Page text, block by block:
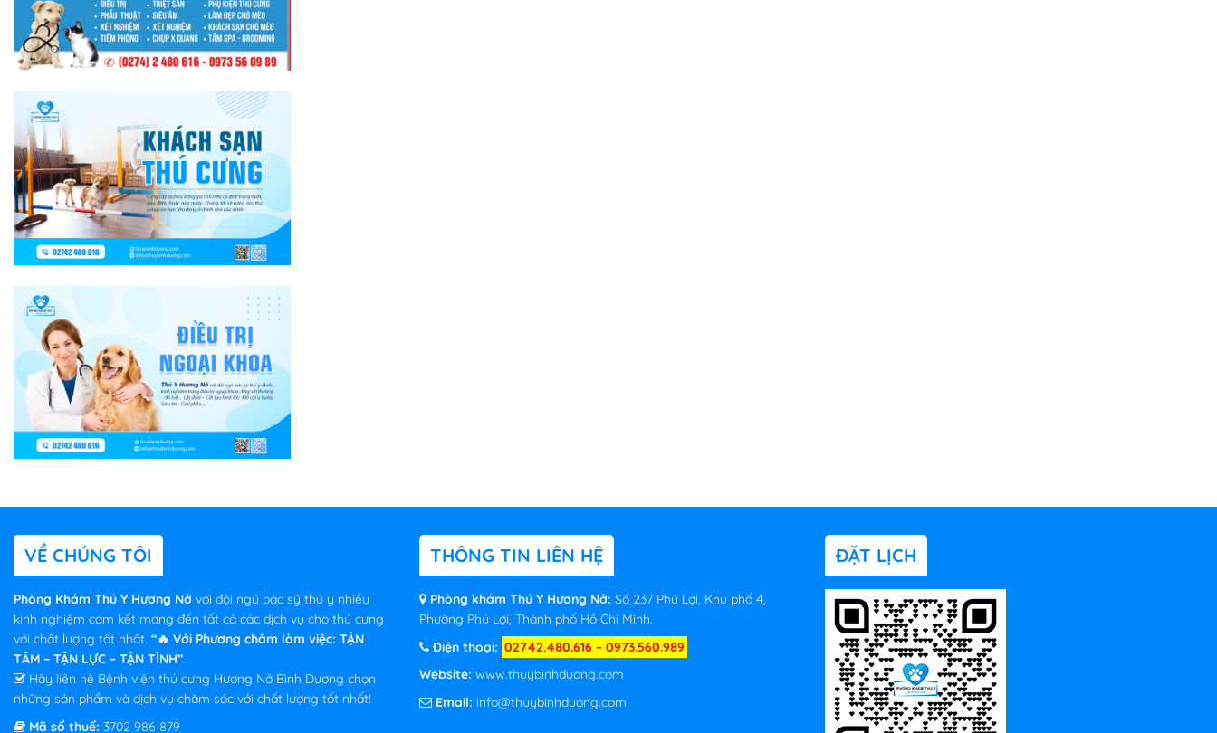
VỀ CHÚNG TÔI
Phòng Khám Thú Y Hương Nở với đội ngũ bác sỹ thú y nhiều
kinh nghiệm cam kết mang đến tất cả các dịch vụ cho thú cưng
với chất lượng tốt nhất. “🔥 Với Phương châm làm việc: TẬN
TÂM – TẬN LỰC – TẬN TÌNH”.
Hãy liên hệ Bệnh viện thú cưng Hương Nở Bình Dương chọn
những sản phẩm và dịch vụ chăm sóc với chất lượng tốt nhất!
Mã số thuế: 3702 986 879
THÔNG TIN LIÊN HỆ
Phòng khám Thú Y Hương Nở: Số 237 Phú Lợi, Khu phố 4,
Phường Phú Lợi, Thành phố Hồ Chí Minh.
Điện thoại: 02742.480.616 – 0973.560.989
Website: www.thuybinhduong.com
Email: info@thuybinhduong.com
ĐẶT LỊCH